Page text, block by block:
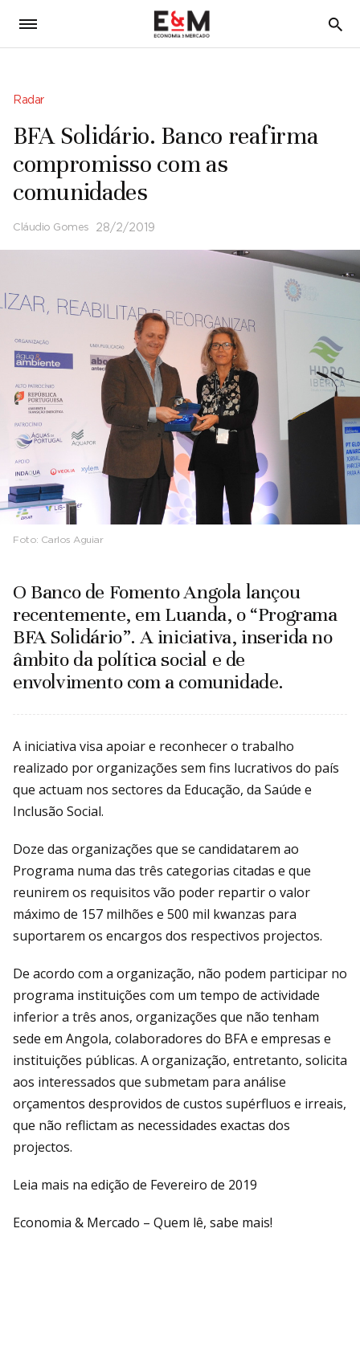
5
Radar
BFA Solidário. Banco reafirma
compromisso com as
comunidades
Cláudio Gomes 28/2/2019
Foto: Carlos Aguiar
O Banco de Fomento Angola lançou
recentemente, em Luanda, o “Programa
BFA Solidário”. A iniciativa, inserida no
âmbito da política social e de
envolvimento com a comunidade.
A iniciativa visa apoiar e reconhecer o trabalho
realizado por organizações sem fins lucrativos do país
que actuam nos sectores da Educação, da Saúde e
Inclusão Social.
Doze das organizações que se candidatarem ao
Programa numa das três categorias citadas e que
reunirem os requisitos vão poder repartir o valor
máximo de 157 milhões e 500 mil kwanzas para
suportarem os encargos dos respectivos projectos.
De acordo com a organização, não podem participar no
programa instituições com um tempo de actividade
inferior a três anos, organizações que não tenham
sede em Angola, colaboradores do BFA e empresas e
instituições públicas. A organização, entretanto, solicita
aos interessados que submetam para análise
orçamentos desprovidos de custos supérfluos e irreais,
que não reflictam as necessidades exactas dos
projectos.
Leia mais na edição de Fevereiro de 2019
Economia & Mercado – Quem lê, sabe mais!